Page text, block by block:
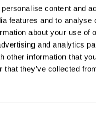
content and
features and to analyse
about your use of
and analytics
other information that
that they’ve collected
car leur cerveau est
et d'anticiper les
en danger
: Ils ne sont
la dangerosité de leurs actes.